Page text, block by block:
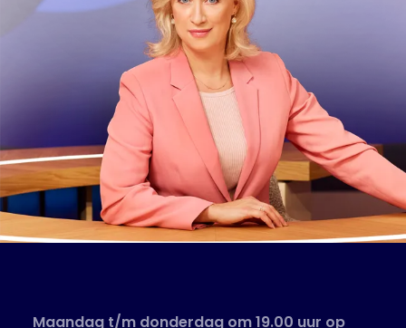
Maandag t/m donderdag om 19.00 uur op